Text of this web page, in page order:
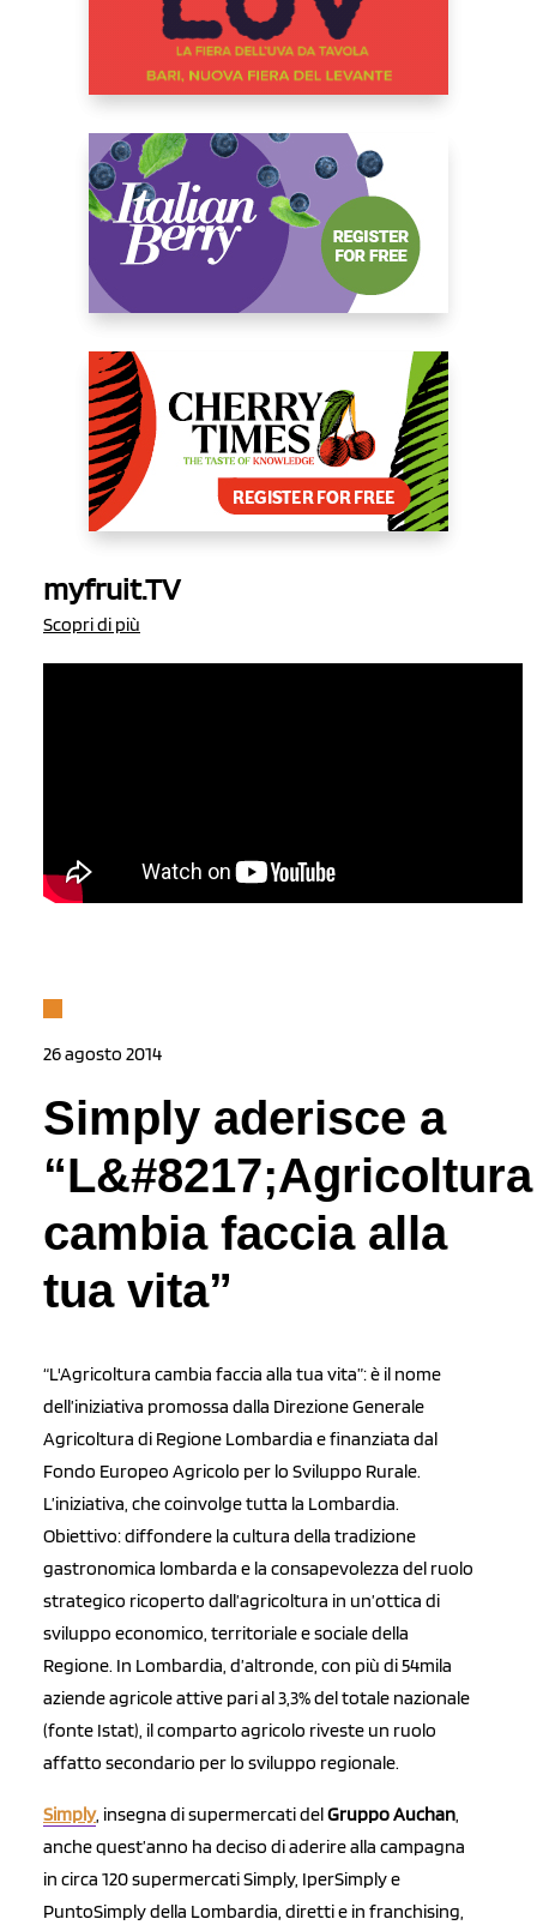
myfruit.TV
Scopri di più
26 agosto 2014
Simply aderisce a
“L&#8217;Agricoltura
cambia faccia alla
tua vita”
“L'Agricoltura cambia faccia alla tua vita”: è il nome
dell’iniziativa promossa dalla Direzione Generale
Agricoltura di Regione Lombardia e finanziata dal
Fondo Europeo Agricolo per lo Sviluppo Rurale.
L’iniziativa, che coinvolge tutta la Lombardia.
Obiettivo: diffondere la cultura della tradizione
gastronomica lombarda e la consapevolezza del ruolo
strategico ricoperto dall’agricoltura in un’ottica di
sviluppo economico, territoriale e sociale della
Regione. In Lombardia, d’altronde, con più di 54mila
aziende agricole attive pari al 3,3% del totale nazionale
(fonte Istat), il comparto agricolo riveste un ruolo
affatto secondario per lo sviluppo regionale.
Simply, insegna di supermercati delGruppo Auchan,
anche quest’anno ha deciso di aderire alla campagna
in circa 120 supermercati Simply, IperSimply e
PuntoSimply della Lombardia, diretti e in franchising,